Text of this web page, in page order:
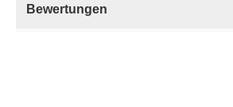
Bewertungen